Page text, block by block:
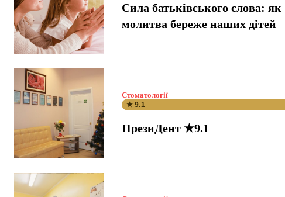
Сила батьківського слова: як
молитва береже наших дітей
Стоматології
★ 9.1
ПрезиДент ★9.1